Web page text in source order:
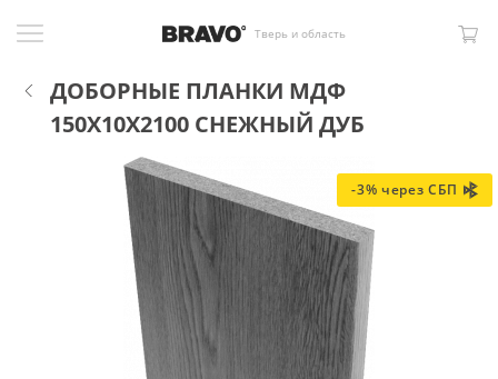
Тверь и область
ДОБОРНЫЕ ПЛАНКИ МДФ
150X10X2100 СНЕЖНЫЙ ДУБ
-3% через СБП